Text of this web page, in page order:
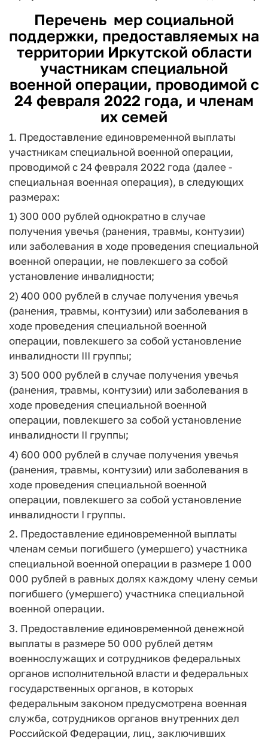
Перечень мер социальной
поддержки, предоставляемых на
территории Иркутской области
участникам специальной
военной операции, проводимой с
24 февраля 2022 года, и членам
их семей
1. Предоставление единовременной выплаты
участникам специальной военной операции,
проводимой с 24 февраля 2022 года (далее -
специальная военная операция), в следующих
размерах:
1) 300 000 рублей однократно в случае
получения увечья (ранения, травмы, контузии)
или заболевания в ходе проведения специальной
военной операции, не повлекшего за собой
установление инвалидности;
2) 400 000 рублей в случае получения увечья
(ранения, травмы, контузии) или заболевания в
ходе проведения специальной военной
операции, повлекшего за собой установление
инвалидности III группы;
3) 500 000 рублей в случае получения увечья
(ранения, травмы, контузии) или заболевания в
ходе проведения специальной военной
операции, повлекшего за собой установление
инвалидности II группы;
4) 600 000 рублей в случае получения увечья
(ранения, травмы, контузии) или заболевания в
ходе проведения специальной военной
операции, повлекшего за собой установление
инвалидности I группы.
2. Предоставление единовременной выплаты
членам семьи погибшего (умершего) участника
специальной военной операции в размере 1 000
000 рублей в равных долях каждому члену семьи
погибшего (умершего) участника специальной
военной операции.
3. Предоставление единовременной денежной
выплаты в размере 50 000 рублей детям
военнослужащих и сотрудников федеральных
органов исполнительной власти и федеральных
государственных органов, в которых
федеральным законом предусмотрена военная
служба, сотрудников органов внутренних дел
Российской Федерации, лиц, заключивших